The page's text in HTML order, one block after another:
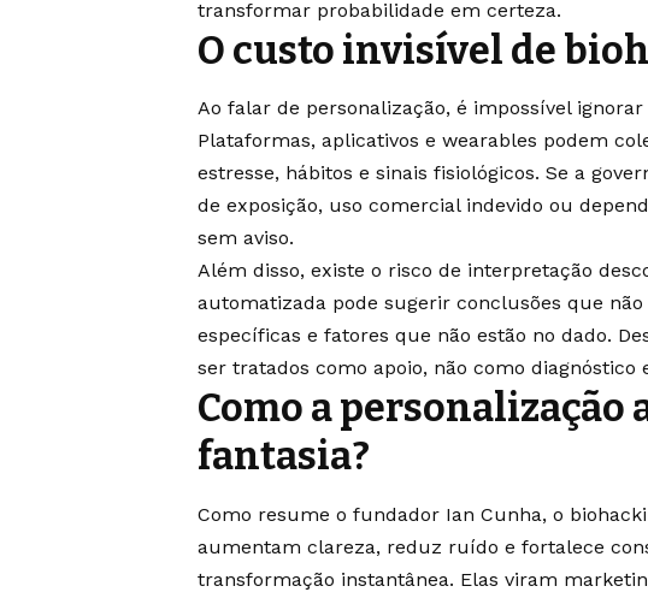
transformar probabilidade em certeza.
O custo invisível de
Ao falar de personalização, é impossível
Plataformas, aplicativos e wearables podem
estresse, hábitos e sinais fisiológicos. Se a
de exposição, uso comercial indevido ou
sem aviso.
Além disso, existe o risco de interpretação
automatizada pode sugerir conclusões que
específicas e fatores que não estão no dado.
ser tratados como apoio, não como
Como a personalização
fantasia?
Como resume o fundador Ian Cunha, o
aumentam clareza, reduz ruído e fortalece
transformação instantânea. Elas viram